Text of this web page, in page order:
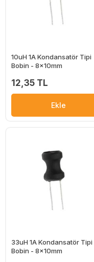
10uH 1A Kondansatör Tipi
Bobin - 8x10mm
12,35 TL
Ekle
33uH 1A Kondansatör Tipi
Bobin - 8x10mm